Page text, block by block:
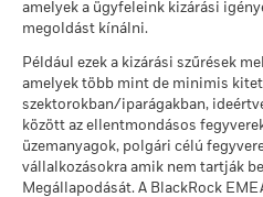
Összhozam,
% CNH
6,2
Megszorítás
Benchmark
1 (%) USD
3,0
A stresszforgatókönyv
körülmények esetén mekkora
MSCI - Szurokföldek
ekkor: 2026. jún. 30.
Üzleti részvételi lefedettség
ekkor: 2026. jún. 30.
amelyek a ügyfeleink kizárási
megoldást kínálni.
Például ezek a kizárási szűrések
amelyek több mint de minimis
szektorokban/iparágakban,
között az ellentmondásos
üzemanyagok, polgári célú
vállalkozásokra amik nem tartják
Megállapodását. A BlackRock